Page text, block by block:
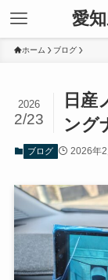
愛
ホーム ブログ
日
ング
2026
2/23
ブログ 2026年2